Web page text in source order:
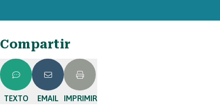
Compartir
TEXTO EMAIL IMPRIMIR